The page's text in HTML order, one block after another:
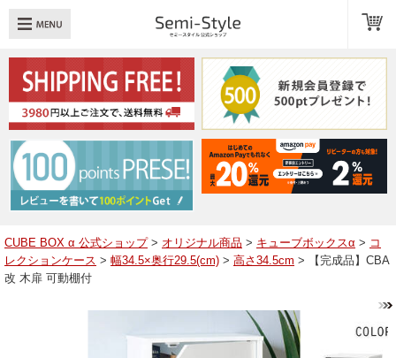
：透明扉 引き出し LED
へ戻る
品一覧
ューブボックスαレイアウト例
CUBE BOX α 公式ショップ> オリジナル商品 > キューブボックスα > コ
レクションケース > 幅34.5×奥行29.5(cm) > 高さ34.5cm > 【完成品】CBA
改 木扉 可動棚付